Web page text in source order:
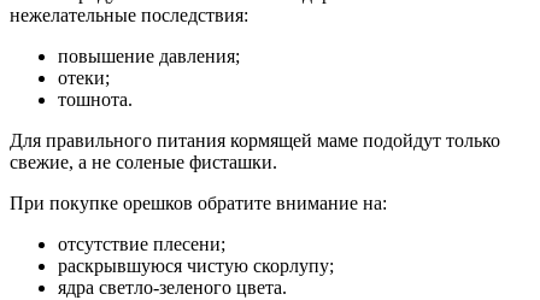
нежелательные последствия:
повышение давления;
отеки;
тошнота.
Для правильного питания кормящей маме подойдут только
свежие, а не соленые фисташки.
При покупке орешков обратите внимание на:
отсутствие плесени;
раскрывшуюся чистую скорлупу;
ядра светло-зеленого цвета.